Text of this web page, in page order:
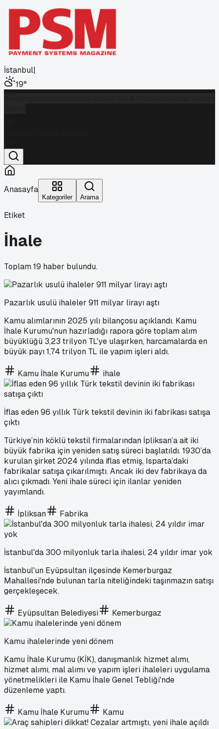
İstanbul|
19°
Anasayfa
Kategoriler Arama
Etiket
İhale
Toplam19 haber bulundu.
Pazarlık usulü ihaleler 911 milyar lirayı aştı
Kamu alımlarının 2025 yılı bilançosu açıklandı. Kamu
İhale Kurumu'nun hazırladığı rapora göre toplam alım
büyüklüğü 3,23 trilyon TL'ye ulaşırken, harcamalarda en
büyük payı 1,74 trilyon TL ile yapım işleri aldı.
Kamu İhale Kurumu ihale
İflas eden 96 yıllık Türk tekstil devinin iki fabrikası satışa
çıktı
Türkiye’nin köklü tekstil firmalarından İpliksan’a ait iki
büyük fabrika için yeniden satış süreci başlatıldı. 1930’da
kurulan şirket 2024 yılında iflas etmiş, Isparta’daki
fabrikalar satışa çıkarılmıştı. Ancak iki dev fabrikaya da
alıcı çıkmadı. Yeni ihale süreci için ilanlar yeniden
yayımlandı.
İpliksan Fabrika
İstanbul'da 300 milyonluk tarla ihalesi, 24 yıldır imar yok
İstanbul'un Eyüpsultan ilçesinde Kemerburgaz
Mahallesi'nde bulunan tarla niteliğindeki taşınmazın satışı
gerçekleşecek.
Eyüpsultan Belediyesi Kemerburgaz
Kamu ihalelerinde yeni dönem
Kamu İhale Kurumu (KİK), danışmanlık hizmet alımı,
hizmet alımı, mal alımı ve yapım işleri ihaleleri uygulama
yönetmelikleri ile Kamu İhale Genel Tebliği'nde
düzenleme yaptı.
Kamu İhale Kurumu Kamu